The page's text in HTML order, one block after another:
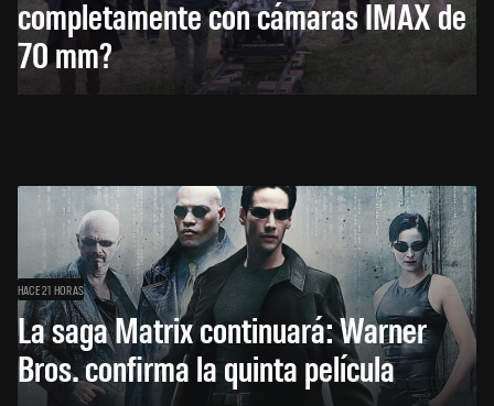
completamente con cámaras IMAX de
70 mm?
HACE 21 HORAS
La saga Matrix continuará: Warner
Bros. confirma la quinta película